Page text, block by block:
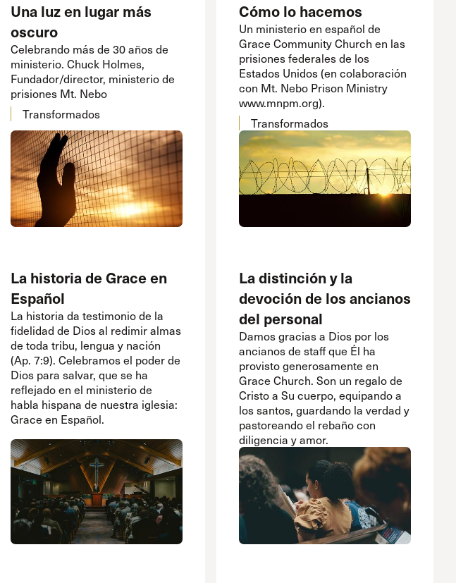
Una luz en lugar más
oscuro
Celebrando más de 30 años de
ministerio. Chuck Holmes,
Fundador/director, ministerio de
prisiones Mt. Nebo
Transformados
Cómo lo hacemos
Un ministerio en español de
Grace Community Church en las
prisiones federales de los
Estados Unidos (en colaboración
con Mt. Nebo Prison Ministry
www.mnpm.org).
Transformados
La historia de Grace en
Español
La historia da testimonio de la
fidelidad de Dios al redimir almas
de toda tribu, lengua y nación
(Ap. 7:9). Celebramos el poder de
Dios para salvar, que se ha
reflejado en el ministerio de
habla hispana de nuestra iglesia:
Grace en Español.
La distinción y la
devoción de los ancianos
del personal
Damos gracias a Dios por los
ancianos de staff que Él ha
provisto generosamente en
Grace Church. Son un regalo de
Cristo a Su cuerpo, equipando a
los santos, guardando la verdad y
pastoreando el rebaño con
diligencia y amor.